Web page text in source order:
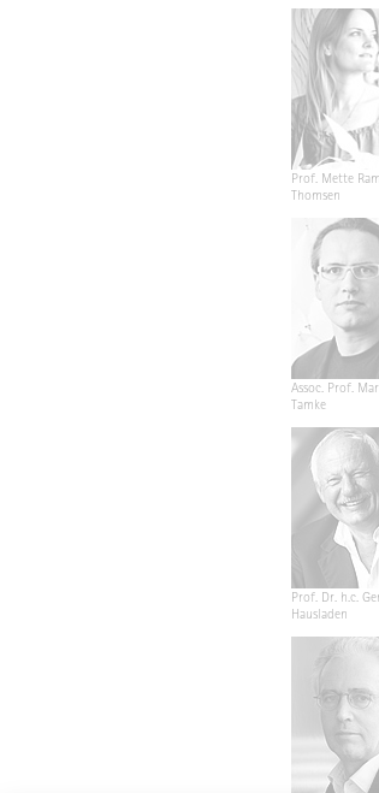
Prof. Mette
Thomsen
Assoc. Prof.
Tamke
Prof. Dr. h.c.
Hausladen